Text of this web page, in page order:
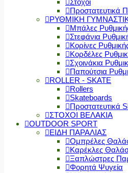
Προστατευτικά
ΡΥΘΜΙΚΗ
Μπάλες
Στεφάνια
Κορίνες
Κορδέλες
Σχοινάκια
Παπούτσια
ROLLER - SKATE
Rollers
Skateboards
Προστατευτικά
ΣΤΟΧΟΙ ΒΕΛΑΚΙΑ
OUTDOOR SPORT
ΕΙΔΗ ΠΑΡΑΛΙΑΣ
Ομπρέλες
Καρέκλες
Ξαπλώστρες
Φορητά Ψυγεία